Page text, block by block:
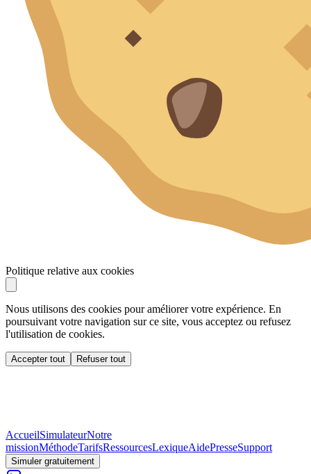
Politique relative aux cookies
Nous utilisons des cookies pour améliorer votre expérience. En
poursuivant votre navigation sur ce site, vous acceptez ou refusez
l'utilisation de cookies.
Accepter tout Refuser tout
AccueilSimulateurNotre
missionMéthodeTarifsRessourcesLexiqueAidePresseSupport
Simuler gratuitement